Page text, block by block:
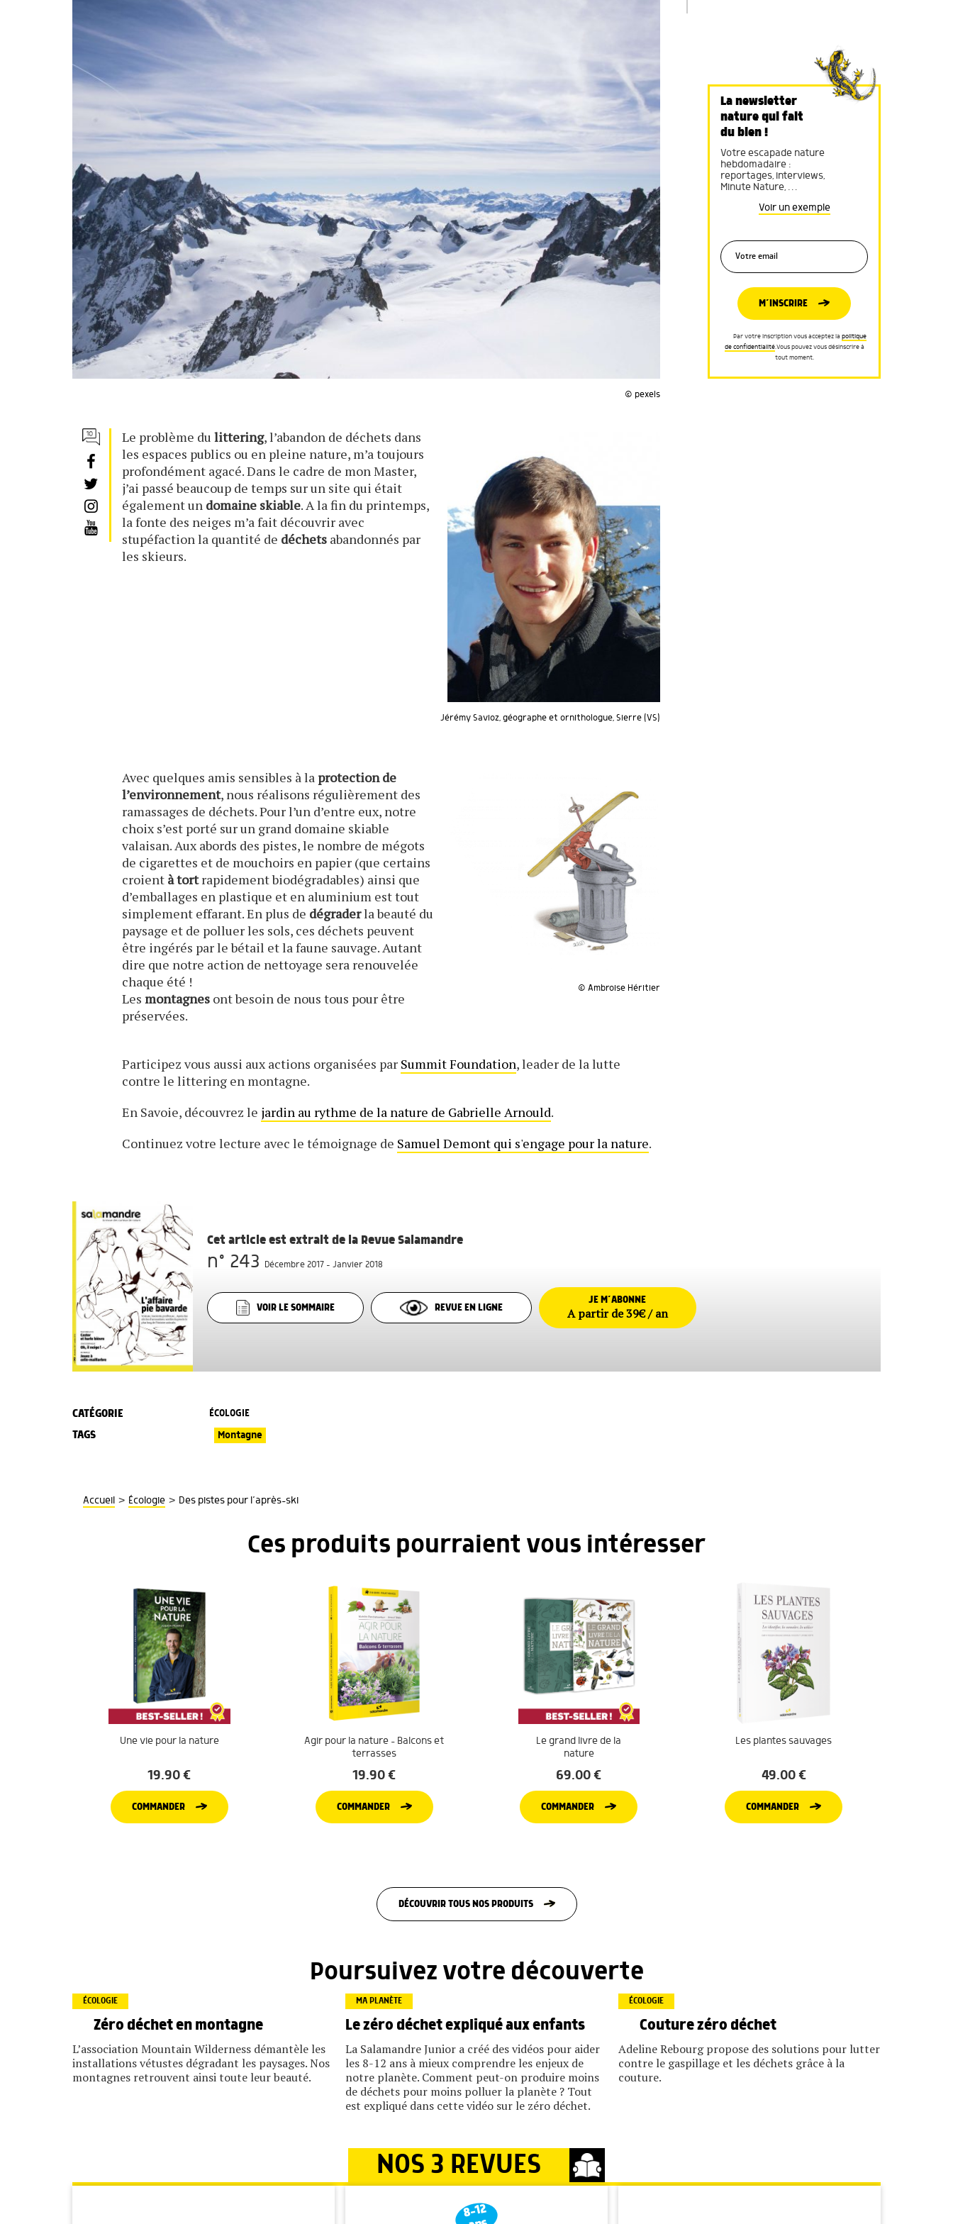
© pexels
Jérémy Savioz, géographe et ornithologue, Sierre (VS)
Le problème dulittering, l’abandon de déchets dans
les espaces publics ou en pleine nature, m’a toujours
profondément agacé. Dans le cadre de mon Master,
j’ai passé beaucoup de temps sur un site qui était
également un domaine skiable. A la fin du printemps,
la fonte des neiges m’a fait découvrir avec
stupéfaction la quantité de déchets abandonnés par
les skieurs.
© Ambroise Héritier
Avec quelques amis sensibles à laprotection de
l’environnement, nous réalisons régulièrement des
ramassages de déchets. Pour l’un d’entre eux, notre
choix s’est porté sur un grand domaine skiable
valaisan. Aux abords des pistes, le nombre de mégots
de cigarettes et de mouchoirs en papier (que certains
croient à tortrapidement biodégradables) ainsi que
d’emballages en plastique et en aluminium est tout
simplement effarant. En plus de dégraderla beauté du
paysage et de polluer les sols, ces déchets peuvent
être ingérés par le bétail et la faune sauvage. Autant
dire que notre action de nettoyage sera renouvelée
chaque été !
Lesmontagnes ont besoin de nous tous pour être
préservées.
Participez vous aussi aux actions organisées par Summit Foundation, leader de la lutte
contre le littering en montagne.
En Savoie, découvrez le jardin au rythme de la nature de Gabrielle Arnould.
Continuez votre lecture avec le témoignage de Samuel Demont qui s'engage pour la nature.
La newsletter
nature qui fait
du bien !
Votre escapade nature
hebdomadaire :
reportages, interviews,
Minute Nature, …
Voir un exemple
M’INSCRIRE
Par votre inscription vous acceptez la politique
de confidentialité.Vous pouvez vous désinscrire à
tout moment.
Cet article est extrait de la Revue Salamandre
n° 243 Décembre 2017 - Janvier 2018
VOIR LE SOMMAIRE REVUE EN LIGNE
JE M’ABONNE
A partir de 39€ / an
CATÉGORIE ÉCOLOGIE
TAGS Montagne
Accueil > Écologie > Des pistes pour l’après-ski
Ces produits pourraient vous intéresser
Une vie pour la nature
19.90€
COMMANDER
Agir pour la nature – Balcons et
terrasses
19.90€
COMMANDER
Le grand livre de la
nature
69.00€
COMMANDER
Les plantes sauvages
49.00€
COMMANDER
DÉCOUVRIR TOUS NOS PRODUITS
Poursuivez votre découverte
ÉCOLOGIE
Zéro déchet en montagne
L’association Mountain Wilderness démantèle les
installations vétustes dégradant les paysages. Nos
montagnes retrouvent ainsi toute leur beauté.
MA PLANÈTE
Le zéro déchet expliqué aux enfants
La Salamandre Junior a créé des vidéos pour aider
les 8-12 ans à mieux comprendre les enjeux de
notre planète. Comment peut-on produire moins
de déchets pour moins polluer la planète ? Tout
est expliqué dans cette vidéo sur le zéro déchet.
ÉCOLOGIE
Couture zéro déchet
Adeline Rebourg propose des solutions pour lutter
contre le gaspillage et les déchets grâce à la
couture.
NOS 3 REVUES
8-12